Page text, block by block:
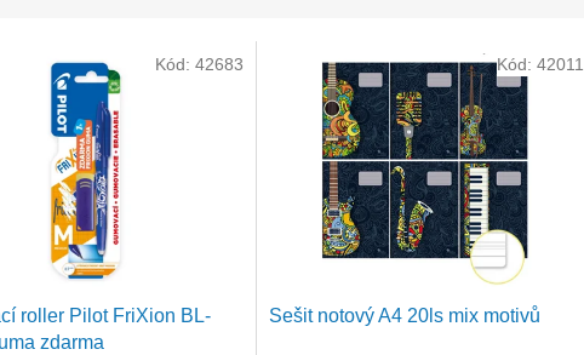
roller Pilot FriXion BL-
zdarma
Kód: 42683
Sešit notový A4 20ls mix motivů
Kód: 42011